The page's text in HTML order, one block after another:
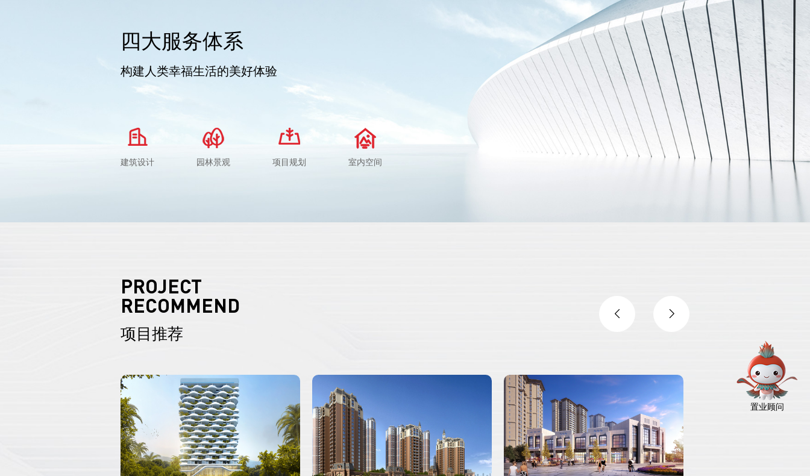
四大服务体系
构建人类幸福生活的美好体验
建筑设计 园林景观 项目规划 室内空间
PROJECT
RECOMMEND
项目推荐
置业顾问